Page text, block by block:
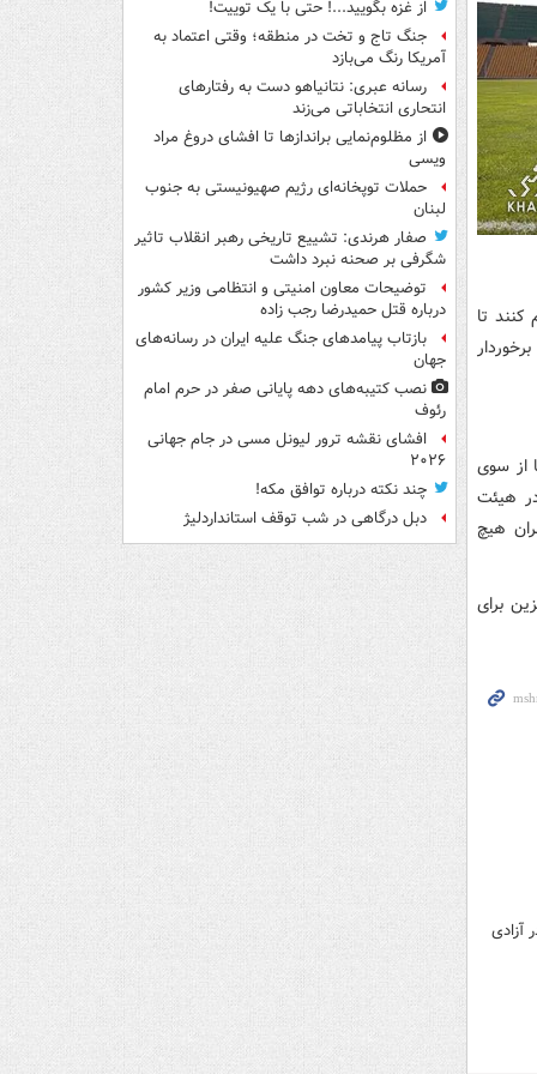
تا
از سوی
هیئت
هیچ
برای
آزادی
از غزه بگویید...! حتی با یک توییت!
جنگ تاج و تخت در منطقه؛ وقتی اعتماد به
آمریکا رنگ می‌بازد
رسانه عبری: نتانیاهو دست به رفتارهای
انتحاری انتخاباتی می‌زند
از مظلوم‌نمایی براندازها تا افشای دروغ مراد
ویسی
حملات توپخانه‌ای رژیم صهیونیستی به جنوب
لبنان
صفار هرندی: تشییع تاریخی رهبر انقلاب تاثیر
شگرفی بر صحنه نبرد داشت
توضیحات معاون امنیتی و انتظامی وزیر کشور
درباره قتل حمیدرضا رجب زاده
بازتاب پیامدهای جنگ علیه ایران در رسانه‌های
جهان
نصب کتیبه‌های دهه پایانی صفر در حرم امام
رئوف
افشای نقشه ترور لیونل مسی در جام جهانی
۲۰۲۶
چند نکته درباره توافق مکه!
دبل درگاهی در شب توقف استانداردلیژ